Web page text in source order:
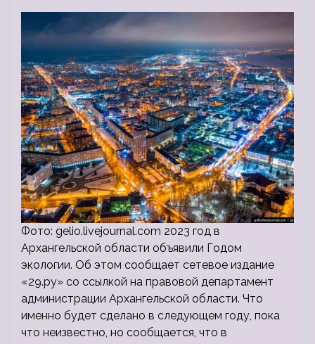
Фото: gelio.livejournal.com 2023 год в
Архангельской области объявили Годом
экологии. Об этом сообщает сетевое издание
«29.ру» со ссылкой на правовой департамент
администрации Архангельской области. Что
именно будет сделано в следующем году, пока
что неизвестно, но сообщается, что в